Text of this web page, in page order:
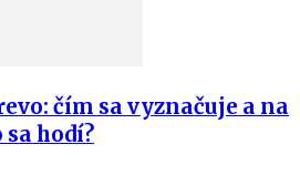
čím sa vyznačuje a na
hodí?